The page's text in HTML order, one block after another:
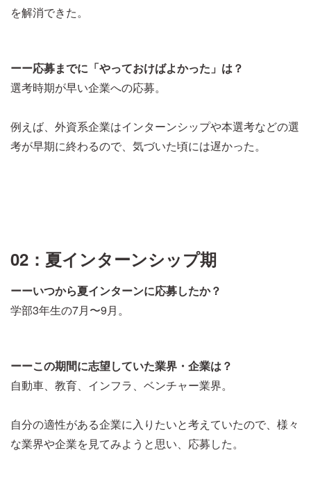
を解消できた。
ーー応募までに「やっておけばよかった」は？
選考時期が早い企業への応募。
例えば、外資系企業はインターンシップや本選考などの選
考が早期に終わるので、気づいた頃には遅かった。
02：夏インターンシップ期
ーーいつから夏インターンに応募したか？
学部3年生の7月〜9月。
ーーこの期間に志望していた業界・企業は？
自動車、教育、インフラ、ベンチャー業界。
自分の適性がある企業に入りたいと考えていたので、様々
な業界や企業を見てみようと思い、応募した。